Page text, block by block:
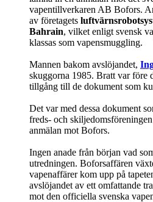
vapentillverkaren AB Bofors.
av företagets
Bahrain, vilket enligt svensk
klassas som vapensmuggling.
Mannen bakom avslöjandet,
skuggorna 1985. Bratt var före
tillgång till de dokument som
Det var med dessa dokument
freds- och
anmälan mot Bofors.
Ingen anade från början vad
utredningen. Boforsaffären
vapenaffärer kom upp på
avslöjandet av ett omfattande
mot den officiella svenska